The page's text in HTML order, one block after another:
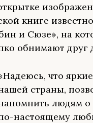
книге
и Сюзе», на
обнимают друг
что
страны,
людям о
настоящему